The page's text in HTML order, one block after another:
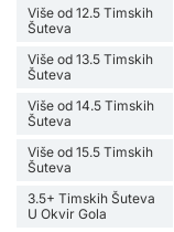
Više od 12.5 Timskih
Šuteva
Više od 13.5 Timskih
Šuteva
Više od 14.5 Timskih
Šuteva
Više od 15.5 Timskih
Šuteva
3.5+ Timskih Šuteva
U Okvir Gola